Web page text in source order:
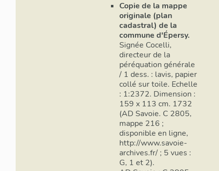
rénové,
dit "source
dessiné sur
Deux
deux
retirer à la
Les
écart, où la
partage-
l'origine. Ce
Copie de la mappe
originale (plan
cadastral) de la
commune d'Épersy.
Signée Cocelli,
directeur de la
péréquation générale
/ 1 dess. : lavis, papier
collé sur toile. Echelle
: 1:2372. Dimension :
159 x 113 cm. 1732
(AD Savoie. C 2805,
mappe 216 ;
disponible en ligne,
http://www.savoie-
archives.fr/ ; 5 vues :
G, 1 et 2).